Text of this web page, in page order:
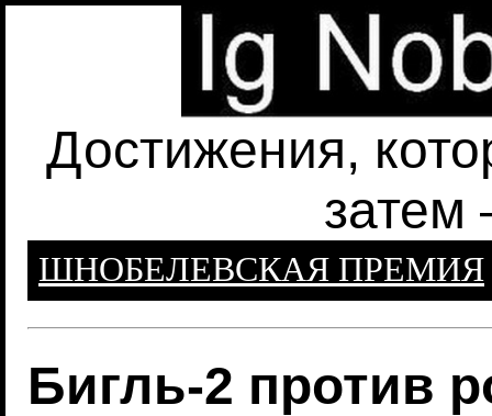
Достижения,
затем
ШНОБЕЛЕВСКАЯ ПРЕМИЯ
Бигль-2 против